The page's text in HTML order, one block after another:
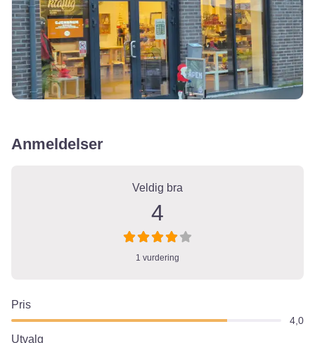
Anmeldelser
Veldig bra
4
1 vurdering
Pris
4,0
Utvalg